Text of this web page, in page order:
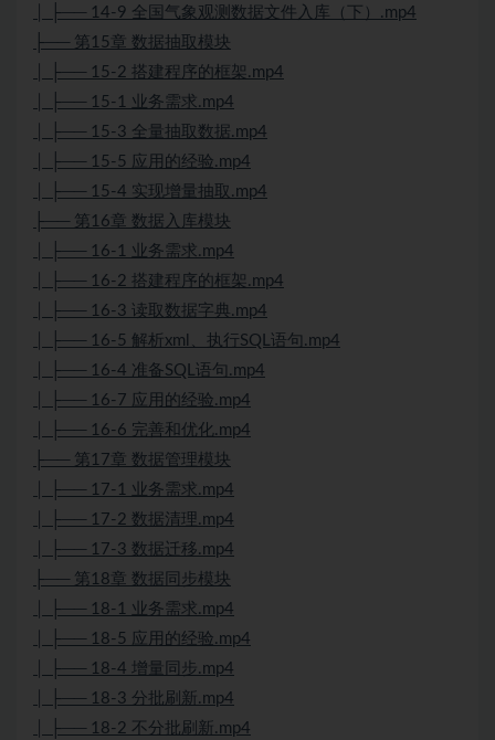
│ ├── 14-9 全国气象观测数据文件入库（下）.mp4
├── 第15章 数据抽取模块
│ ├── 15-2 搭建程序的框架.mp4
│ ├── 15-1 业务需求.mp4
│ ├── 15-3 全量抽取数据.mp4
│ ├── 15-5 应用的经验.mp4
│ ├── 15-4 实现增量抽取.mp4
├── 第16章 数据入库模块
│ ├── 16-1 业务需求.mp4
│ ├── 16-2 搭建程序的框架.mp4
│ ├── 16-3 读取数据字典.mp4
│ ├── 16-5 解析xml、执行SQL语句.mp4
│ ├── 16-4 准备SQL语句.mp4
│ ├── 16-7 应用的经验.mp4
│ ├── 16-6 完善和优化.mp4
├── 第17章 数据管理模块
│ ├── 17-1 业务需求.mp4
│ ├── 17-2 数据清理.mp4
│ ├── 17-3 数据迁移.mp4
├── 第18章 数据同步模块
│ ├── 18-1 业务需求.mp4
│ ├── 18-5 应用的经验.mp4
│ ├── 18-4 增量同步.mp4
│ ├── 18-3 分批刷新.mp4
│ ├── 18-2 不分批刷新.mp4